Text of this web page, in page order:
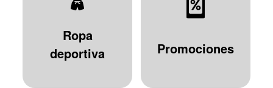
Ropa
deportiva
Promociones